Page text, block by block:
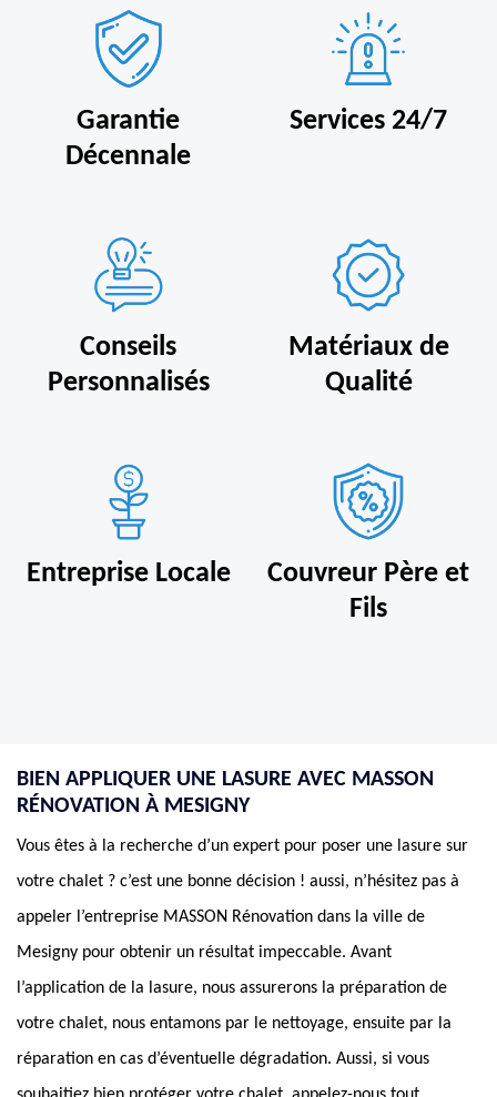
Garantie
Décennale
Services 24/7
Conseils
Personnalisés
Matériaux de
Qualité
Entreprise Locale
Couvreur Père et
Fils
BIEN APPLIQUER UNE LASURE AVEC MASSON
RÉNOVATION À MESIGNY
Vous êtes à la recherche d’un expert pour poser une lasure sur
votre chalet ? c’est une bonne décision ! aussi, n’hésitez pas à
appeler l’entreprise MASSON Rénovation dans la ville de
Mesigny pour obtenir un résultat impeccable. Avant
l’application de la lasure, nous assurerons la préparation de
votre chalet, nous entamons par le nettoyage, ensuite par la
réparation en cas d’éventuelle dégradation. Aussi, si vous